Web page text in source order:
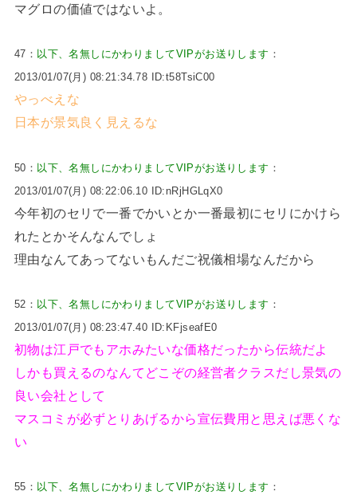
マグロの価値ではないよ。
47： 以下、名無しにかわりましてVIPがお送りします ：
2013/01/07(月) 08:21:34.78 ID:t58TsiC00
やっべえな
日本が景気良く見えるな
50： 以下、名無しにかわりましてVIPがお送りします ：
2013/01/07(月) 08:22:06.10 ID:nRjHGLqX0
今年初のセリで一番でかいとか一番最初にセリにかけら
れたとかそんなんでしょ
理由なんてあってないもんだご祝儀相場なんだから
52： 以下、名無しにかわりましてVIPがお送りします ：
2013/01/07(月) 08:23:47.40 ID:KFjseafE0
初物は江戸でもアホみたいな価格だったから伝統だよ
しかも買えるのなんてどこぞの経営者クラスだし景気の
良い会社として
マスコミが必ずとりあげるから宣伝費用と思えば悪くな
い
55： 以下、名無しにかわりましてVIPがお送りします ：